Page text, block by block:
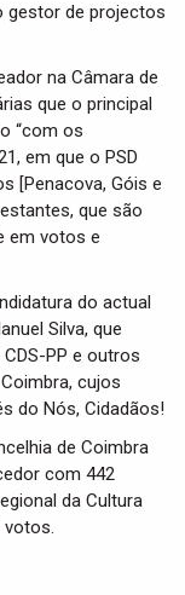
gestor de projectos
na Câmara de
que o principal
“com os
em que o PSD
[Penacova, Góis e
que são
em votos e
do actual
Silva, que
PP e outros
cujos
do Nós, Cidadãos!
de Coimbra
com 442
da Cultura
votos.